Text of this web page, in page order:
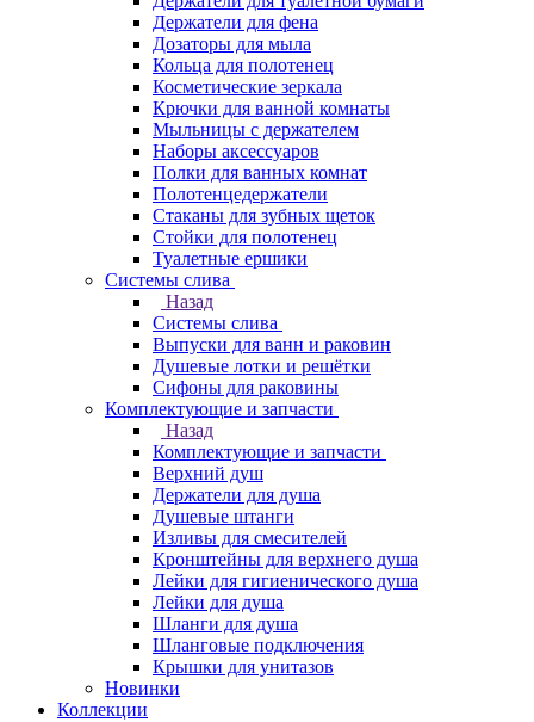
Держатели для фена
Дозаторы для мыла
Кольца для полотенец
Косметические зеркала
Крючки для ванной комнаты
Мыльницы с держателем
Наборы аксессуаров
Полки для ванных комнат
Полотенцедержатели
Стаканы для зубных щеток
Стойки для полотенец
Туалетные ершики
Системы слива
Назад
Системы слива
Выпуски для ванн и раковин
Душевые лотки и решётки
Сифоны для раковины
Комплектующие и запчасти
Назад
Комплектующие и запчасти
Верхний душ
Держатели для душа
Душевые штанги
Изливы для смесителей
Кронштейны для верхнего душа
Лейки для гигиенического душа
Лейки для душа
Шланги для душа
Шланговые подключения
Крышки для унитазов
Новинки
Коллекции